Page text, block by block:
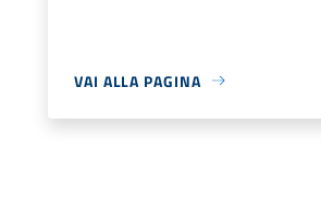
VAI ALLA PAGINA